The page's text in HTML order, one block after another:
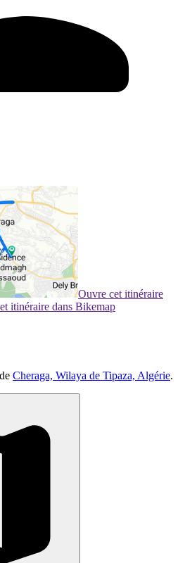
Ouvre cet itinéraire
itinéraire dans Bikemap
Cheraga, Wilaya de Tipaza, Algérie.